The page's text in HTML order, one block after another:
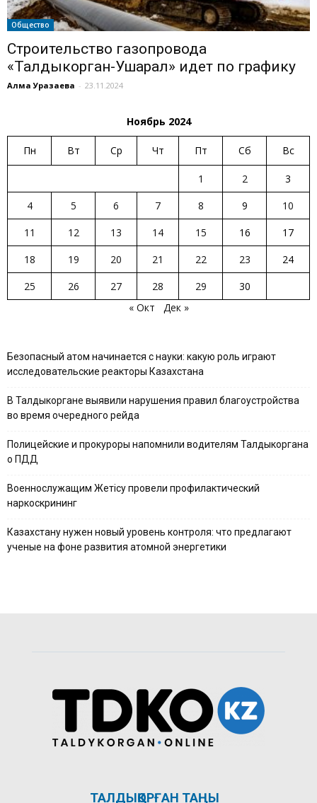
Общество
Строительство газопровода
«Талдыкорган-Ушарал» идет по графику
Алма Уразаева - 23.11.2024
Ноябрь 2024
Пн Вт Ср Чт Пт Сб Вс
1 2
3
4
5 6 7 8 9
10
11
12 13 14 15 16
17
18
19 20 21 22 23
24
25
26 27 28 29
30
« Окт
Дек »
Безопасный атом начинается с науки: какую роль играют
исследовательские реакторы Казахстана
В Талдыкоргане выявили нарушения правил благоустройства
во время очередного рейда
Полицейские и прокуроры напомнили водителям Талдыкоргана
о ПДД
Военнослужащим Жетісу провели профилактический
наркоскрининг
Казахстану нужен новый уровень контроля: что предлагают
ученые на фоне развития атомной энергетики
ТАЛДЫҚОРҒАН ТАҢЫ